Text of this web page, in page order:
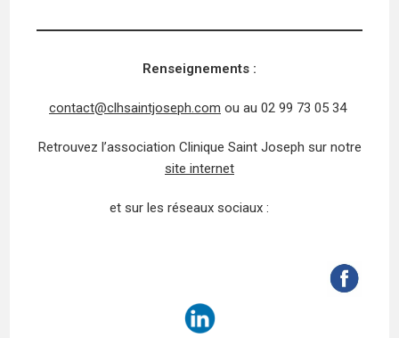
Renseignements :
contact@clhsaintjoseph.com ou au 02 99 73 05 34
Retrouvez l’association Clinique Saint Joseph sur notre
site internet
et sur les réseaux sociaux :